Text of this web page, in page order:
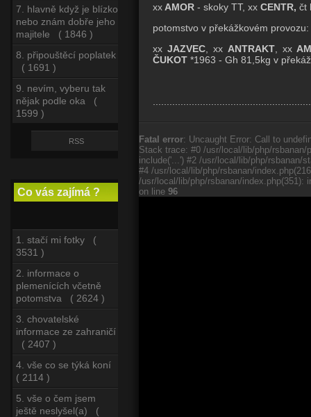
7. hlavně když je blízko
nebo znám dobře jeho
majitele ( 1846 )
8. připouštěcí poplatek
( 1691 )
9. nevím, vyberu tak
nějak podle oka (
1599 )
RSS
Co vás zajímá ?
1. stačí mi fotky (
3531 )
2. informace o
plemenících včetně
potomstva ( 2624 )
3. chovatelské
informace ze zahraničí
( 2407 )
4. vše co se týká koní
( 2114 )
5. vše o čem jsem
ještě neslyšel(a) (
xx AMOR - skoky TT, xx CENTR, čt
potomstvo v překážkovém provozu:
xx JAZVEC, xx ANTRAKT, xx
ČUKOT *1963 - Gh 81,5kg v
Fatal error: Uncaught Error: Call to
Stack trace: #0 /usr/local/lib/php/rsbanan/
include('...') #2 /usr/local/lib/php/rsbanan/
#4 /usr/local/lib/php/rsbanan/
/usr/local/lib/php/rsbanan/index.php(351):
on line 96